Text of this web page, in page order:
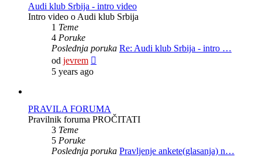
Audi klub Srbija - intro video
Intro video o Audi klub Srbija
1 Teme
4 Poruke
Poslednja poruka Re: Audi klub Srbija - intro …
od jevrem
5 years ago
PRAVILA FORUMA
Pravilnik foruma PROČITATI
3 Teme
5 Poruke
Poslednja poruka Pravljenje ankete(glasanja) n…